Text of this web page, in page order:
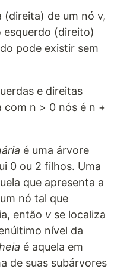
(direita) de um nó v,
esquerdo (direito)
pode existir sem
e direitas
com n > 0 nós é n +
é uma árvore
0 ou 2 filhos. Uma
que apresenta a
nó tal que
então v se localiza
nível da
é aquela em
de suas subárvores